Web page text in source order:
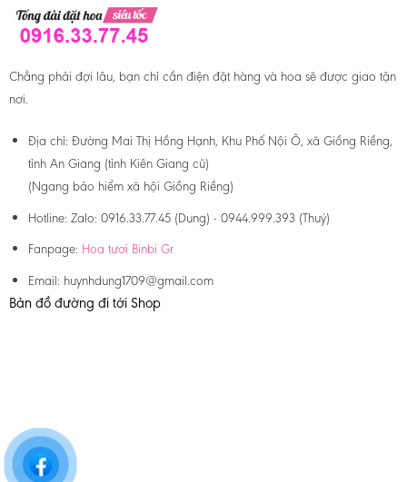
Chẳng phải đợi lâu, bạn chỉ cần điện đặt hàng và hoa sẽ được giao tận
nơi.
Địa chỉ: Đường Mai Thị Hồng Hạnh, Khu Phố Nội Ô, xã Giồng Riềng,
tỉnh An Giang (tỉnh Kiên Giang cũ)
(Ngang bảo hiểm xã hội Giồng Riềng)
Hotline: Zalo: 0916.33.77.45 (Dung) - 0944.999.393 (Thuý)
Fanpage: Hoa tươi Binbi Gr
Email: huynhdung1709@gmail.com
Bản đồ đường đi tới Shop